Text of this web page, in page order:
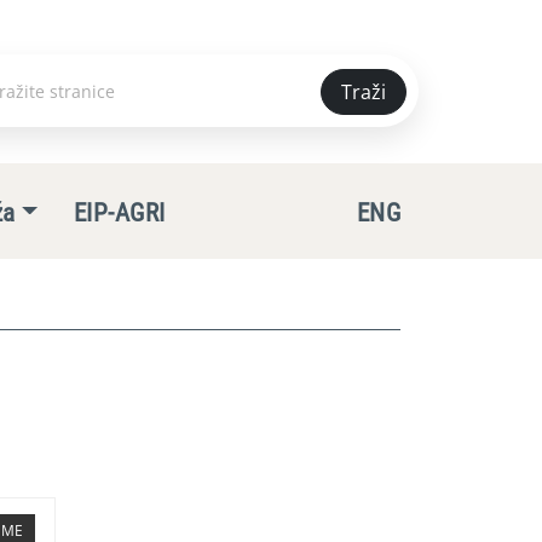
Traži
EIP-AGRI ENG